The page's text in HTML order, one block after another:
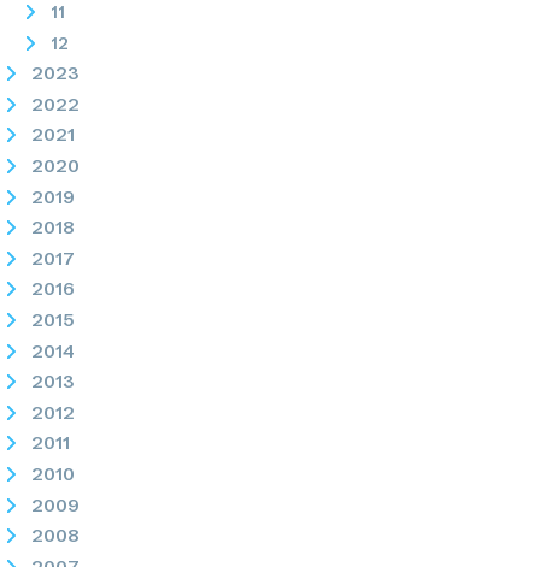
11
12
2023
2022
2021
2020
2019
2018
2017
2016
2015
2014
2013
2012
2011
2010
2009
2008